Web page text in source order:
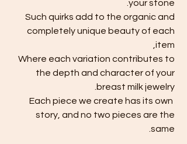
your stone.
Such quirks add to the organic and
completely unique beauty of each
item,
Where each variation contributes to
the depth and character of your
breast milk jewelry.
Each piece we create has its own
story, and no two pieces are the
same.